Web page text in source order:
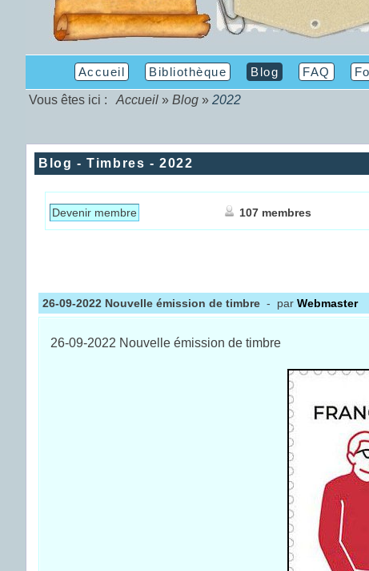
Accueil Bibliothèque Blog FAQ
Vous êtes ici : Accueil » Blog » 2022
Blog - Timbres - 2022
Devenir membre 107 membres
26-09-2022 Nouvelle émission de timbre - par Webmaster
26-09-2022 Nouvelle émission de timbre